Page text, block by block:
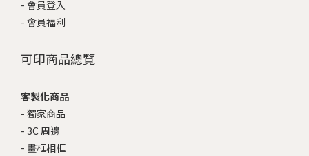
- 會員登入
- 會員福利
可印商品總覽
客製化商品
- 獨家商品
- 3C 周邊
- 畫框相框